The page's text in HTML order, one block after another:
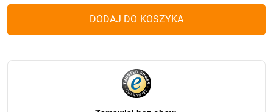
Kalia
DODAJ DO KOSZYKA